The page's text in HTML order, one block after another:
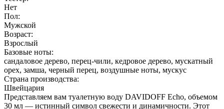
Нет
Пол:
Мужской
Возраст:
Взрослый
Базовые ноты:
сандаловое дерево, перец-чили, кедровое дерево, мускатный
орех, замша, черный перец, воздушные ноты, мускус
Страна производства:
Швейцария
Представляем вам туалетную воду DAVIDOFF Echo, объемом
30 мл — истинный символ свежести и динамичности. Этот